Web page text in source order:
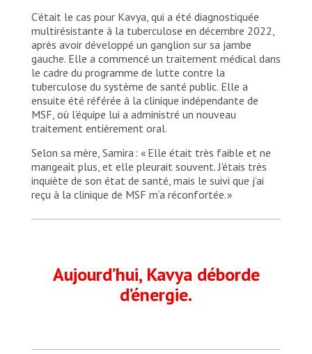
C’était le cas pour Kavya, qui a été diagnostiquée
multirésistante à la tuberculose en décembre 2022,
après avoir développé un ganglion sur sa jambe
gauche. Elle a commencé un traitement médical dans
le cadre du programme de lutte contre la
tuberculose du système de santé public. Elle a
ensuite été référée à la clinique indépendante de
MSF, où l’équipe lui a administré un nouveau
traitement entièrement oral.
Selon sa mère, Samira : « Elle était très faible et ne
mangeait plus, et elle pleurait souvent. J’étais très
inquiète de son état de santé, mais le suivi que j’ai
reçu à la clinique de MSF m’a réconfortée. »
Aujourd’hui, Kavya déborde
d’énergie.